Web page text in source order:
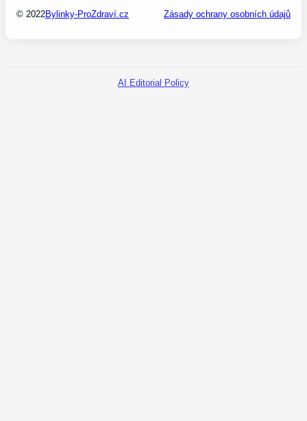
© 2022Bylinky-ProZdraví.cz Zásady ochrany osobních údajů
AI Editorial Policy